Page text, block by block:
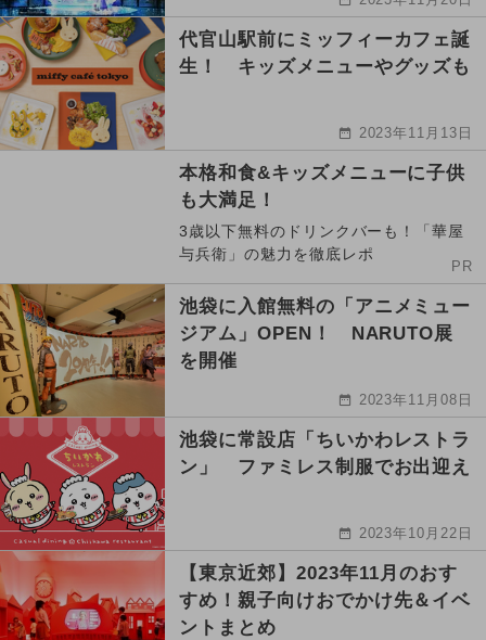
代官山駅前にミッフィーカフェ誕
生！ キッズメニューやグッズも
2023年11月13日
本格和食&キッズメニューに子供
も大満足！
3歳以下無料のドリンクバーも！「華屋
与兵衛」の魅力を徹底レポ
PR
池袋に入館無料の「アニメミュー
ジアム」OPEN！ NARUTO展
を開催
2023年11月08日
池袋に常設店「ちいかわレストラ
ン」 ファミレス制服でお出迎え
2023年10月22日
【東京近郊】2023年11月のおす
すめ！親子向けおでかけ先＆イベ
ントまとめ